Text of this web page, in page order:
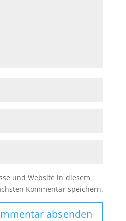
und Website in diesem
Kommentar speichern.